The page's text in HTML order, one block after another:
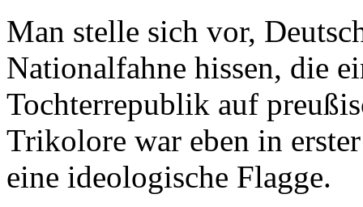
Man stelle sich vor,
Nationalfahne hissen, die
Tochterrepublik auf
Trikolore war eben in
eine ideologische Flagge.